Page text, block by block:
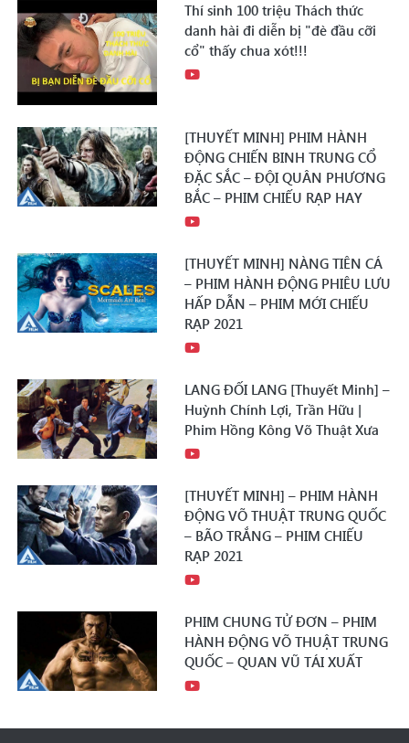
Thí sinh 100 triệu Thách thức
danh hài đi diễn bị "đè đầu cỡi
cổ" thấy chua xót!!!
[THUYẾT MINH] PHIM HÀNH
ĐỘNG CHIẾN BINH TRUNG CỔ
ĐẶC SẮC – ĐỘI QUÂN PHƯƠNG
BẮC – PHIM CHIẾU RẠP HAY
[THUYẾT MINH] NÀNG TIÊN CÁ
– PHIM HÀNH ĐỘNG PHIÊU LƯU
HẤP DẪN – PHIM MỚI CHIẾU
RẠP 2021
LANG ĐỐI LANG [Thuyết Minh] –
Huỳnh Chính Lợi, Trần Hữu |
Phim Hồng Kông Võ Thuật Xưa
[THUYẾT MINH] – PHIM HÀNH
ĐỘNG VÕ THUẬT TRUNG QUỐC
– BÃO TRẮNG – PHIM CHIẾU
RẠP 2021
PHIM CHUNG TỬ ĐƠN – PHIM
HÀNH ĐỘNG VÕ THUẬT TRUNG
QUỐC – QUAN VŨ TÁI XUẤT